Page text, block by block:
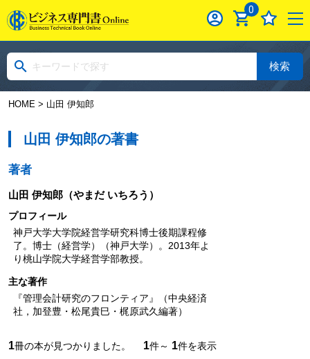
0
検索
HOME> 山田 伊知郎
山田 伊知郎の著書
著者
山田 伊知郎（やまだ いちろう）
プロフィール
神戸大学大学院経営学研究科博士後期課程修
了。博士（経営学）（神戸大学）。2013年よ
り桃山学院大学経営学部教授。
主な著作
『管理会計研究のフロンティア』（中央経済
社，加登豊・松尾貴巳・梶原武久編著）
1冊の本が見つかりました。 1件～ 1件を表示